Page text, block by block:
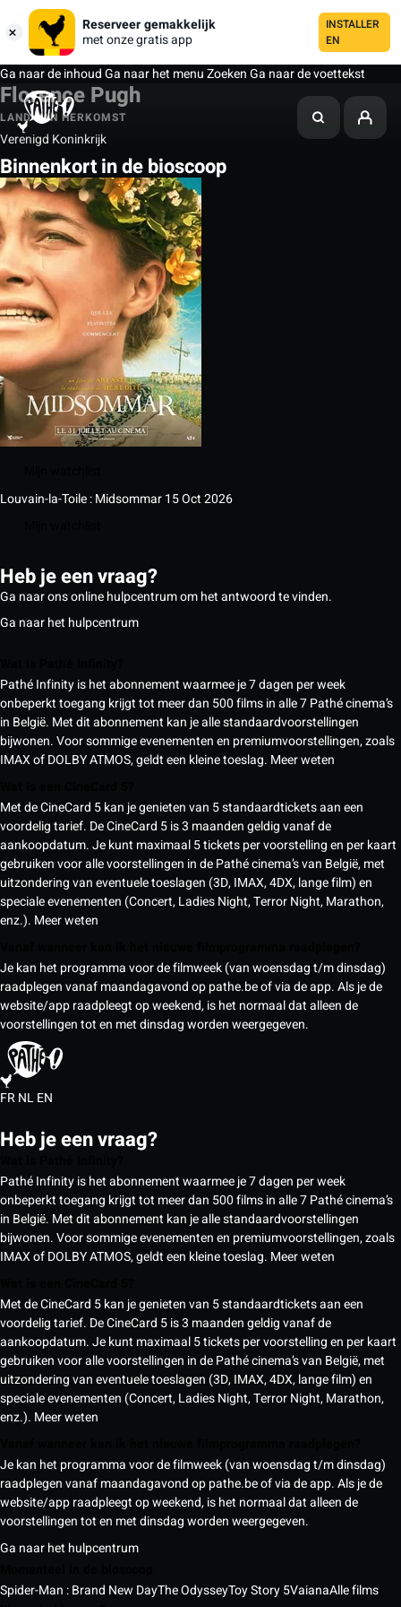
Reserveer gemakkelijk
met onze gratis app
INSTALLER
EN
Ga naar de inhoudGa naar het menuZoekenGa naar de voettekst
Florence Pugh
LAND VAN HERKOMST
Verenigd Koninkrijk
Binnenkort in de bioscoop
Louvain-la-Toile : Midsommar15 Oct 2026
Heb je een vraag?
Ga naar ons online hulpcentrum om het antwoord te vinden.
Ga naar het hulpcentrum
Pathé Infinity is het abonnement waarmee je 7 dagen per week
onbeperkt toegang krijgt tot meer dan 500 films in alle 7 Pathé cinema’s
in België. Met dit abonnement kan je alle standaardvoorstellingen
bijwonen. Voor sommige evenementen en premiumvoorstellingen, zoals
IMAX of DOLBY ATMOS, geldt een kleine toeslag. Meer weten
Met de CineCard 5 kan je genieten van 5 standaardtickets aan een
voordelig tarief. De CineCard 5 is 3 maanden geldig vanaf de
aankoopdatum. Je kunt maximaal 5 tickets per voorstelling en per kaart
gebruiken voor alle voorstellingen in de Pathé cinema’s van België, met
uitzondering van eventuele toeslagen (3D, IMAX, 4DX, lange film) en
speciale evenementen (Concert, Ladies Night, Terror Night, Marathon,
enz.). Meer weten
Je kan het programma voor de filmweek (van woensdag t/m dinsdag)
raadplegen vanaf maandagavond op pathe.be of via de app. Als je de
website/app raadpleegt op weekend, is het normaal dat alleen de
voorstellingen tot en met dinsdag worden weergegeven.
FRNLEN
Heb je een vraag?
Pathé Infinity is het abonnement waarmee je 7 dagen per week
onbeperkt toegang krijgt tot meer dan 500 films in alle 7 Pathé cinema’s
in België. Met dit abonnement kan je alle standaardvoorstellingen
bijwonen. Voor sommige evenementen en premiumvoorstellingen, zoals
IMAX of DOLBY ATMOS, geldt een kleine toeslag. Meer weten
Met de CineCard 5 kan je genieten van 5 standaardtickets aan een
voordelig tarief. De CineCard 5 is 3 maanden geldig vanaf de
aankoopdatum. Je kunt maximaal 5 tickets per voorstelling en per kaart
gebruiken voor alle voorstellingen in de Pathé cinema’s van België, met
uitzondering van eventuele toeslagen (3D, IMAX, 4DX, lange film) en
speciale evenementen (Concert, Ladies Night, Terror Night, Marathon,
enz.). Meer weten
Je kan het programma voor de filmweek (van woensdag t/m dinsdag)
raadplegen vanaf maandagavond op pathe.be of via de app. Als je de
website/app raadpleegt op weekend, is het normaal dat alleen de
voorstellingen tot en met dinsdag worden weergegeven.
Ga naar het hulpcentrum
Spider-Man : Brand New DayThe OdysseyToy Story 5VaianaAlle films